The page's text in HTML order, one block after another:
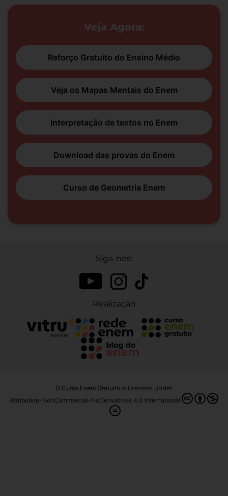
Veja Agora:
Reforço Gratuito do Ensino Médio
Veja os Mapas Mentais do Enem
Interpretação de textos no Enem
Download das provas do Enem
Curso de Geometria Enem
Siga-nos:
Realização
O Curso Enem Gratuito is licensed under
Attribution-NonCommercial-NoDerivatives 4.0 International